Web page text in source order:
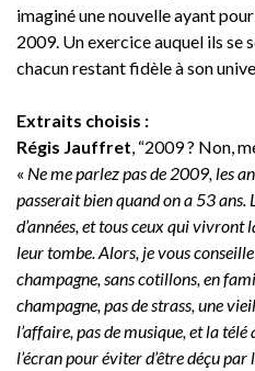
imaginé une nouvelle ayant
2009. Un exercice auquel ils se
chacun restant fidèle à son
Extraits choisis :
Régis Jauffret , “2009 ? Non,
« Ne me parlez pas de 2009, les
passerait bien quand on a 53 ans.
d’années, et tous ceux qui
leur tombe. Alors, je vous
champagne, sans cotillons, en
champagne, pas de strass, une
l’affaire, pas de musique, et la
l’écran pour éviter d’être déçu